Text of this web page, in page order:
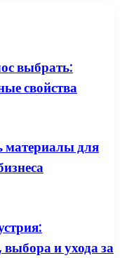
выбрать:
свойства
материалы для
выбора и ухода за